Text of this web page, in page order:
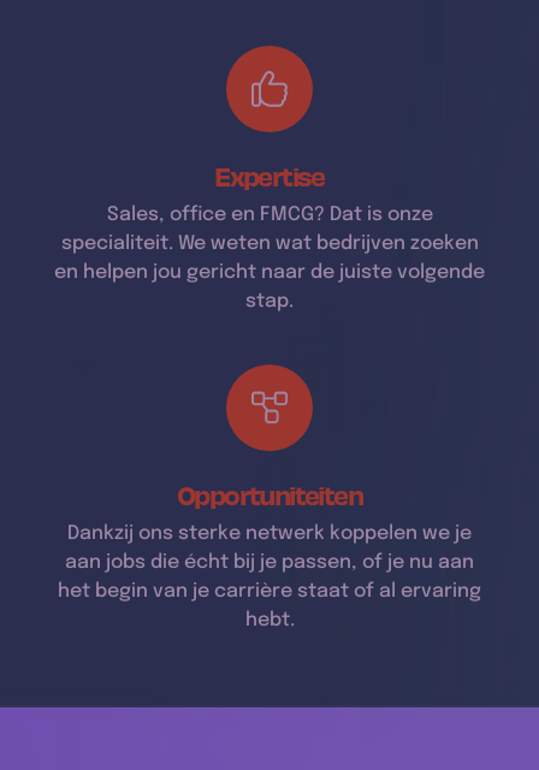
Expertise
Sales, office en FMCG? Dat is onze
specialiteit. We weten wat bedrijven zoeken
en helpen jou gericht naar de juiste volgende
stap.
Opportuniteiten
Dankzij ons sterke netwerk koppelen we je
aan jobs die écht bij je passen, of je nu aan
het begin van je carrière staat of al ervaring
hebt.